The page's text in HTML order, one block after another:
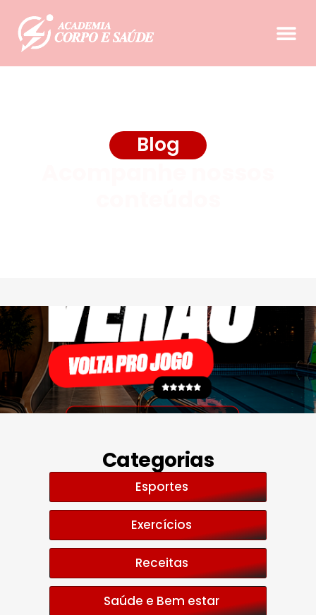
Blog
Categorias
Esportes
Exercícios
Receitas
Saúde e Bem estar